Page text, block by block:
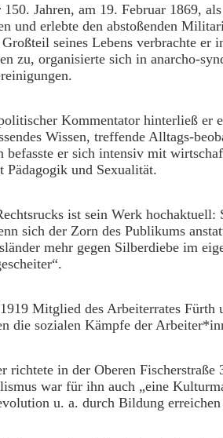
Jahren, am 19. Februar 1869,
und erlebte den abstoßenden
seines Lebens verbrachte er
zu, organisierte sich in anarcho-
Kommentator hinterließ er
Wissen, treffende Alltags-
befasste er sich intensiv mit
Pädagogik und Sexualität.
ist sein Werk hochaktuell:
sich der Zorn des Publikums
mehr gegen Silberdiebe im
Mitglied des Arbeiterrates Fürth
die sozialen Kämpfe der
richtete in der Oberen Fischerstraße
war für ihn auch „eine
u. a. durch Bildung